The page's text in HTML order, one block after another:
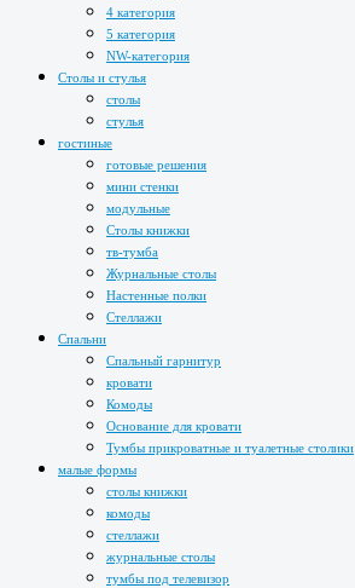
4 категория
5 категория
NW-категория
Столы и стулья
столы
стулья
гостиные
готовые решения
мини стенки
модульные
Столы книжки
тв-тумба
Журнальные столы
Настенные полки
Стеллажи
Спальни
Спальный гарнитур
кровати
Комоды
Основание для кровати
Тумбы прикроватные и туалетные столики
малые формы
столы книжки
комоды
стеллажи
журнальные столы
тумбы под телевизор